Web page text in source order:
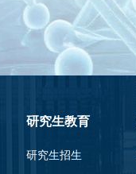
研究生教育
研究生招生